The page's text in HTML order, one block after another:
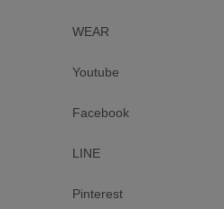
WEAR
Youtube
Facebook
LINE
Pinterest